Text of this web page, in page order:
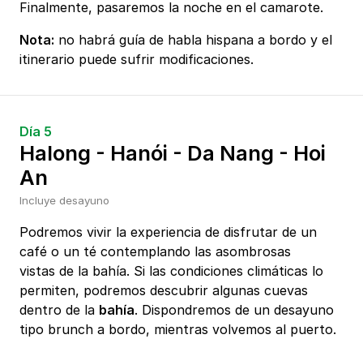
Finalmente, pasaremos la noche en el camarote.
Nota: no habrá guía de habla hispana a bordo y el
itinerario puede sufrir modificaciones.
Día 5
Halong - Hanói - Da Nang - Hoi
An
Incluye desayuno
Podremos vivir la experiencia de disfrutar de un
café o un té contemplando las asombrosas
vistas de la bahía. Si las condiciones climáticas lo
permiten, podremos descubrir algunas cuevas
dentro de la bahía. Dispondremos de un desayuno
tipo brunch a bordo, mientras volvemos al puerto.